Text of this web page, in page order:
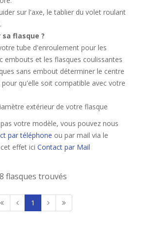
sur l'axe, le tablier du volet roulant
flasque ?
tube d'enroulement pour les
embouts et les flasques coulissantes
sans embout déterminer le centre
pour qu'elle soit compatible avec votre
extérieur de votre flasque
votre modèle, vous pouvez nous
par téléphone ou par mail via le
effet ici Contact par Mail
8 flasques trouvés
1